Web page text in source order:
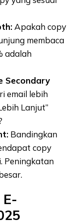
Apakah copy
membaca
adalah
Secondary
email lebih
Lanjut”
Bandingkan
copy
Peningkatan